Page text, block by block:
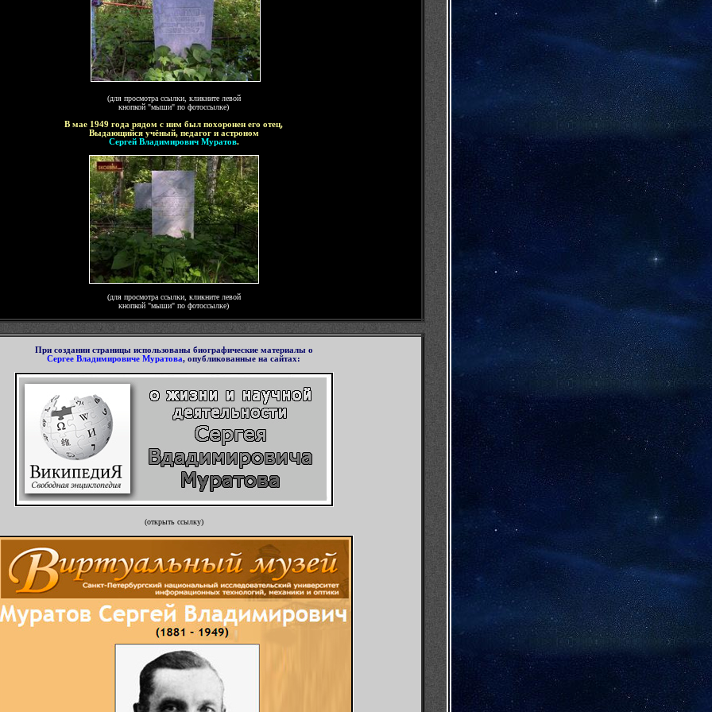
(для просмотра ссылки, кликните левой
кнопкой "мыши" по фотоссылке)
В мае 1949 года рядом с ним был похоронен его отец,
Выдающийся учёный, педагог и астроном
Сергей Владимирович Муратов.
(для просмотра ссылки, кликните левой
кнопкой "мыши" по фотоссылке)
При создании страницы использованы биографические материалы о
Сергее Владимировиче Муратова, опубликованные на сайтах:
(открыть ссылку)